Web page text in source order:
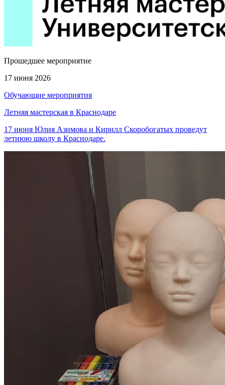
Прошедшее мероприятие
17 июня 2026
Обучающие мероприятия
Летняя мастерская в Краснодаре
17 июня Юлия Азимова и Кирилл Скоробогатых проведут
летнюю школу в Краснодаре.